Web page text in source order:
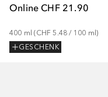
Online CHF 21.90
400 ml (CHF 5.48 / 100 ml)
GESCHENK